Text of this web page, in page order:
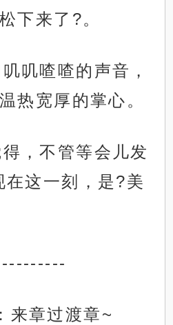
下来了?。
叽喳喳的声音，
热宽厚的掌心。
，不管等会儿发
这一刻，是?美
来章过渡章~